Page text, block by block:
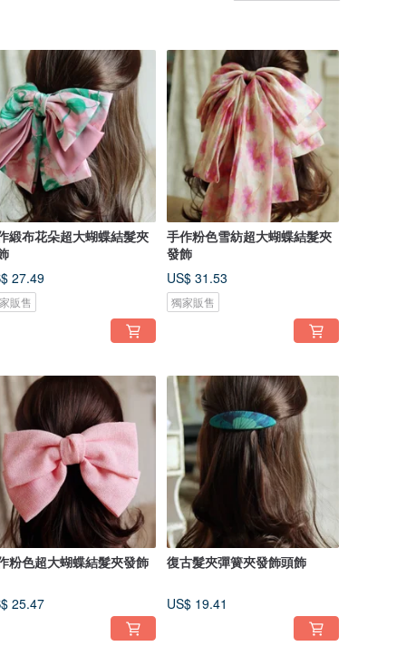
緞布花朵超大蝴蝶結髮夾
27.49
販售
手作粉色雪紡超大蝴蝶結髮夾
發飾
US$ 31.53
獨家販售
粉色超大蝴蝶結髮夾發飾
25.47
復古髮夾彈簧夾發飾頭飾
US$ 19.41